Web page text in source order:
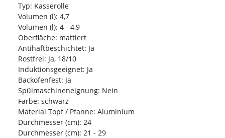
Typ: Kasserolle
Volumen (l): 4,7
Volumen (l): 4 - 4,9
Oberfläche: mattiert
Antihaftbeschichtet: Ja
Rostfrei: Ja, 18/10
Induktionsgeeignet: Ja
Backofenfest: Ja
Spülmaschineneignung: Nein
Farbe: schwarz
Material Topf / Pfanne: Aluminium
Durchmesser (cm): 24
Durchmesser (cm): 21 - 29